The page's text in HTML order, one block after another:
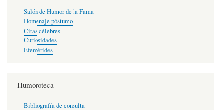
Salón de Humor de la Fama
Homenaje póstumo
Citas célebres
Curiosidades
Efemérides
Humoroteca
Bibliografía de consulta